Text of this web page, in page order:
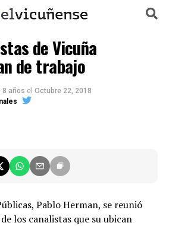
de Vicuña
de trabajo
8 años el Octubre 22, 2018
Pablo Herman, se reunió
los canalistas que su ubican